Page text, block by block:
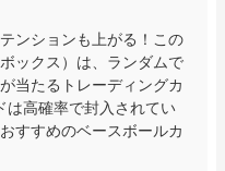
ンションも上がる！この
ックス）は、ランダムで
当たるトレーディングカ
は高確率で封入されてい
すすめのベースボールカ